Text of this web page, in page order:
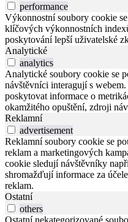
performance
Výkonnostní soubory cookie
klíčových výkonnostních
poskytování lepší uživatelské
Analytické
analytics
Analytické soubory cookie se
návštěvníci interagují s
poskytovat informace o
okamžitého opuštění, zdroji
Reklamní
advertisement
Reklamní soubory cookie se
reklam a marketingových
cookie sledují návštěvníky
shromažďují informace za
reklam.
Ostatní
others
Ostatní nekategorizované